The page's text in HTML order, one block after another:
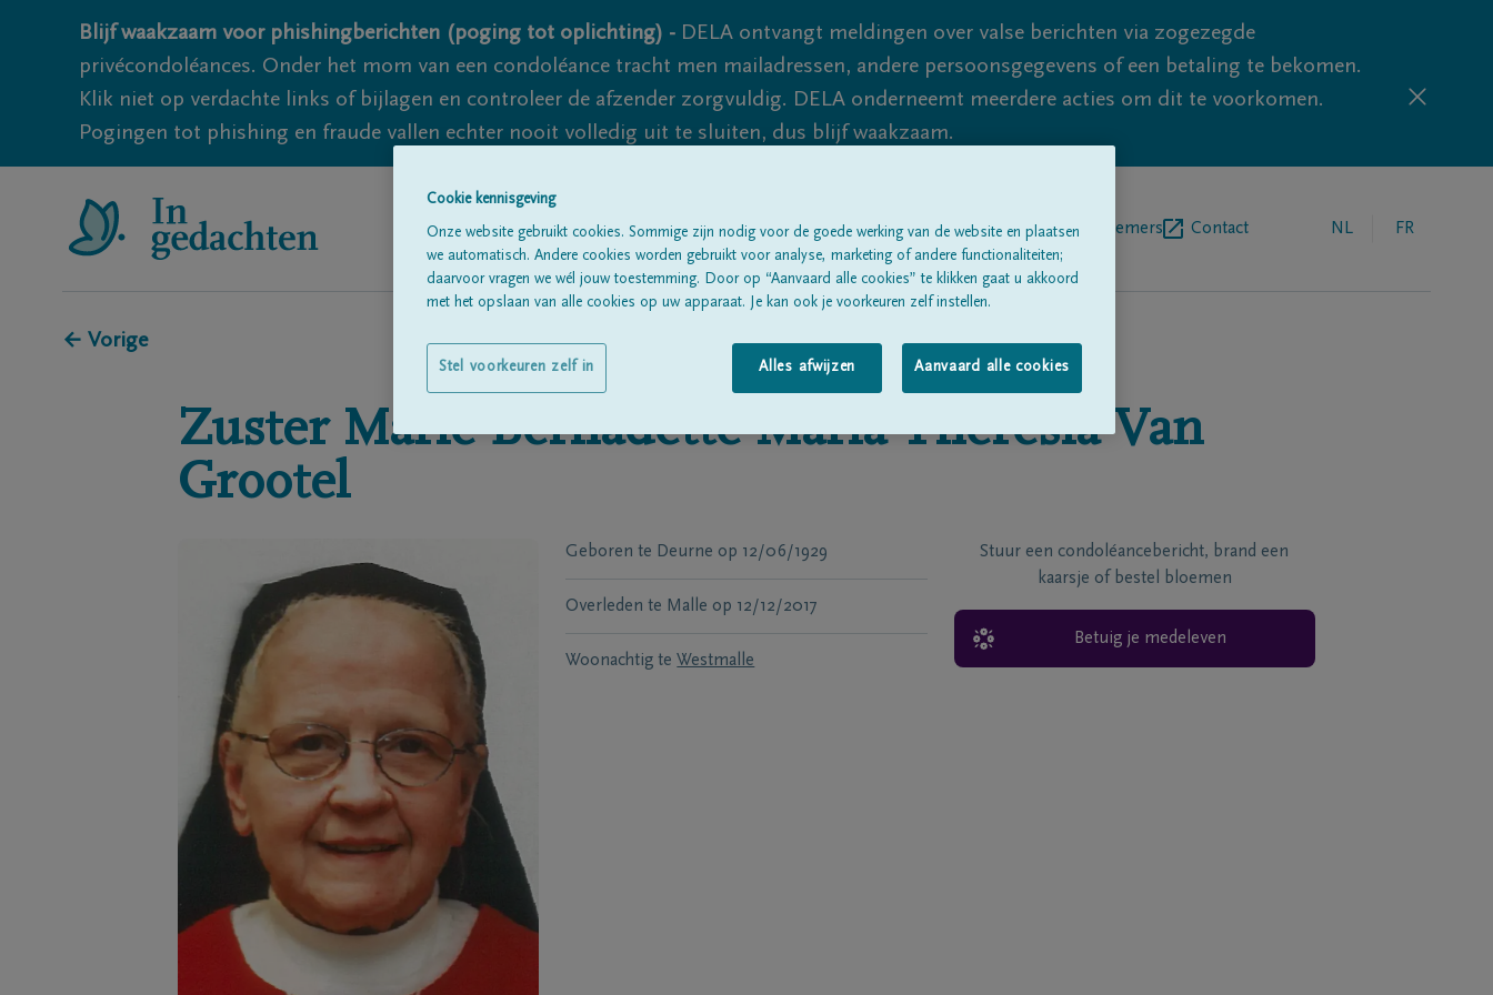
Blijf waakzaam voor phishingberichten (poging tot oplichting) - DELA ontvangt meldingen over valse berichten via zogezegde
privécondoléances. Onder het mom van een condoléance tracht men mailadressen, andere persoonsgegevens of een betaling te bekomen.
Klik niet op verdachte links of bijlagen en controleer de afzender zorgvuldig. DELA onderneemt meerdere acties om dit te voorkomen.
Pogingen tot phishing en fraude vallen echter nooit volledig uit te sluiten, dus blijf waakzaam.
Alle rouwberichtenOver onsBegrafenisondernemers Contact NL FR
← Vorige
Zuster Marie Bernadette Maria Theresia Van
Grootel
Geboren te Deurne op 12/06/1929
Overleden te Malle op 12/12/2017
Woonachtig te Westmalle
Stuur een condoléancebericht, brand een
kaarsje of bestel bloemen
Betuig je medeleven
Cookie kennisgeving
Onze website gebruikt cookies. Sommige zijn nodig voor de goede werking van de website en plaatsen
we automatisch. Andere cookies worden gebruikt voor analyse, marketing of andere functionaliteiten;
daarvoor vragen we wél jouw toestemming. Door op “Aanvaard alle cookies” te klikken gaat u akkoord
met het opslaan van alle cookies op uw apparaat. Je kan ook je voorkeuren zelf instellen.
Alles afwijzen Aanvaard alle cookies
Stel voorkeuren zelf in